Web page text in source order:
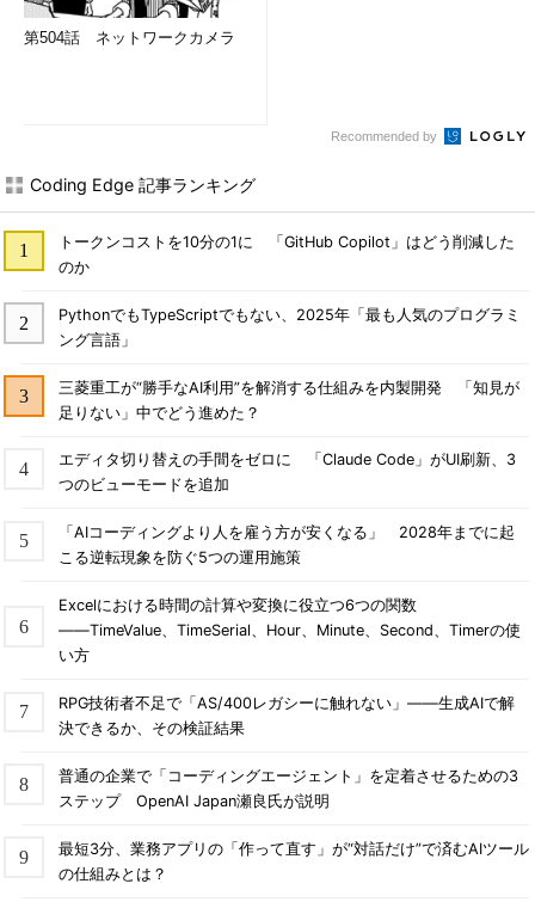
第504話 ネットワークカメラ
Recommended by
Coding Edge 記事ランキング
トークンコストを10分の1に 「GitHub Copilot」はどう削減した
のか
PythonでもTypeScriptでもない、2025年「最も人気のプログラミ
ング言語」
三菱重工が“勝手なAI利用”を解消する仕組みを内製開発 「知見が
足りない」中でどう進めた？
エディタ切り替えの手間をゼロに 「Claude Code」がUI刷新、3
つのビューモードを追加
「AIコーディングより人を雇う方が安くなる」 2028年までに起
こる逆転現象を防ぐ5つの運用施策
Excelにおける時間の計算や変換に役立つ6つの関数
――TimeValue、TimeSerial、Hour、Minute、Second、Timerの使
い方
RPG技術者不足で「AS/400レガシーに触れない」――生成AIで解
決できるか、その検証結果
普通の企業で「コーディングエージェント」を定着させるための3
ステップ OpenAI Japan瀬良氏が説明
最短3分、業務アプリの「作って直す」が“対話だけ”で済むAIツール
の仕組みとは？